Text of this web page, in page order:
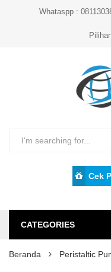
Whataspp :
Cek
CATEGORIES
Beranda Peristaltic